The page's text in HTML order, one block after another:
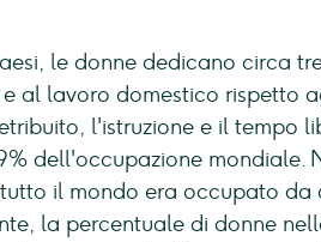
le donne dedicano circa
al lavoro domestico rispetto
l'istruzione e il tempo
dell'occupazione mondiale.
il mondo era occupato da
la percentuale di donne